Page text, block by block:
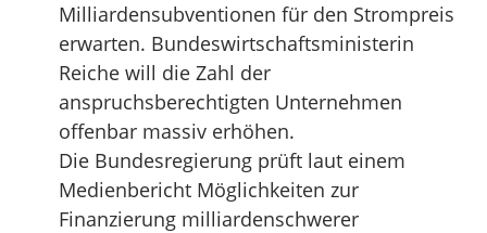
Milliardensubventionen für den Strompreis
erwarten. Bundeswirtschaftsministerin
Reiche will die Zahl der
anspruchsberechtigten Unternehmen
offenbar massiv erhöhen.
Die Bundesregierung prüft laut einem
Medienbericht Möglichkeiten zur
Finanzierung milliardenschwerer